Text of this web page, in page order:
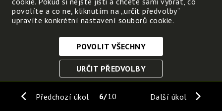
Předchozí úkol Další úkol
6 10
povolíte a co ne, kliknutím na „určit předvolby“
upravíte konkrétní nastavení souborů cookie.
Nezbytně nutné cookies
Tyto soubory cookie jsou nezbytné, abyste se mohli
funkce. Bez těchto cookies by webové stránky
POVOLIT VŠECHNY
URČIT PŘEDVOLBY